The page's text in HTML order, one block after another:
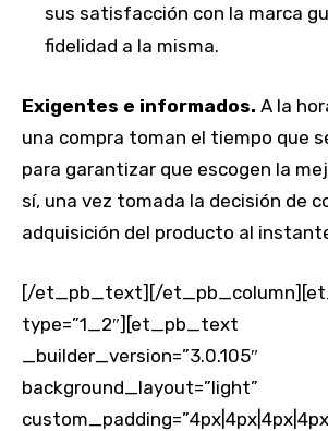
sus satisfacción con la marca
fidelidad a la misma.
Exigentes e informados. A la
una compra toman el tiempo que
para garantizar que escogen la
sí, una vez tomada la decisión de
adquisición del producto al
[/et_pb_text][/
type=”1_2″][et_pb_text
_builder_version=”3.0.105″
background_layout=”light”